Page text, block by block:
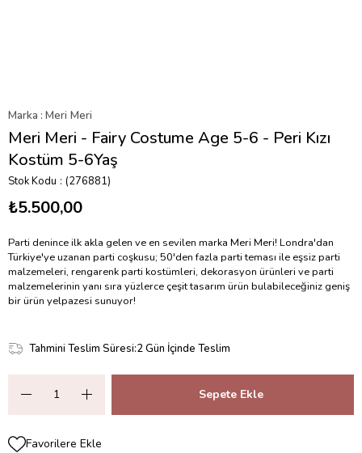
Marka : Meri Meri
Meri Meri - Fairy Costume Age 5-6 - Peri Kızı
Kostüm 5-6Yaş
Stok Kodu (276881)
₺5.500,00
Parti denince ilk akla gelen ve en sevilen marka Meri Meri! Londra'dan
Türkiye'ye uzanan parti coşkusu; 50'den fazla parti teması ile eşsiz parti
malzemeleri, rengarenk parti kostümleri, dekorasyon ürünleri ve parti
malzemelerinin yanı sıra yüzlerce çeşit tasarım ürün bulabileceğiniz geniş
bir ürün yelpazesi sunuyor!
Tahmini Teslim Süresi:2 Gün İçinde Teslim
Favorilere Ekle